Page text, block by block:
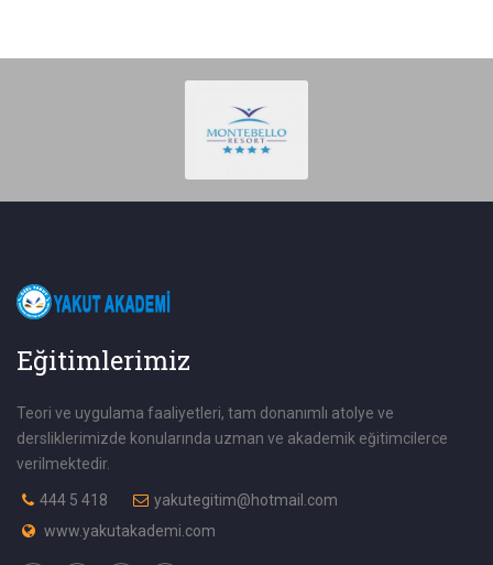
Eğitimlerimiz
Teori ve uygulama faaliyetleri, tam donanımlı atolye ve
dersliklerimizde konularında uzman ve akademik eğitimcilerce
verilmektedir.
444 5 418
yakutegitim@hotmail.com
www.yakutakademi.com